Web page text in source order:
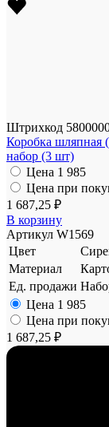
Штрихкод
Коробка шляпная
набор (3 шт)
Цена 1 985
Цена при
1 687,25 ₽
В корзину
Артикул W1569
Цвет
Материал
Ед. продажи
Цена 1 985
Цена при
1 687,25 ₽